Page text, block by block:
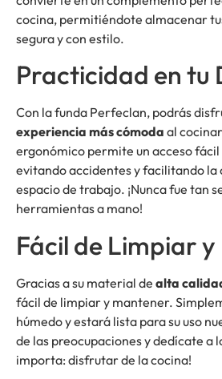
cocina, permitiéndote almacenar
segura y con estilo.
Practicidad en tu
Con la funda Perfeclan, podrás
experiencia más cómoda al
ergonómico permite un acceso fácil
evitando accidentes y facilitando la
espacio de trabajo. ¡Nunca fue tan
herramientas a mano!
Fácil de Limpiar
Gracias a su material de alta
fácil de limpiar y mantener.
húmedo y estará lista para su uso
de las preocupaciones y dedícate a
importa: disfrutar de la cocina!